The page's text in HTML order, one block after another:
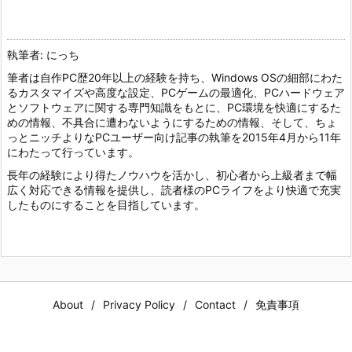
執筆者: にっち
筆者は自作PC歴20年以上の経験を持ち、Windows OSの細部にわた
るカスタマイズや高度な設定、PCゲームの最適化、PCハードウェア
とソフトウェアに関する専門知識をもとに、PC環境を快適にするた
めの情報、不具合に遭わないようにするための情報、そして、ちょ
っとニッチよりなPCユーザー向け記事の執筆を2015年4月から11年
にわたって行っています。
長年の経験により得たノウハウを活かし、初心者から上級者まで幅
広く対応できる情報を提供し、読者様のPCライフをより快適で充実
したものにすることを目指しています。
About Privacy Policy Contact 免責事項